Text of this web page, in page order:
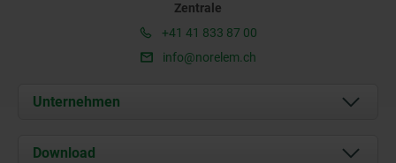
Zentrale
+41 41 833 87 00
info@norelem.ch
Unternehmen
Über uns
Download